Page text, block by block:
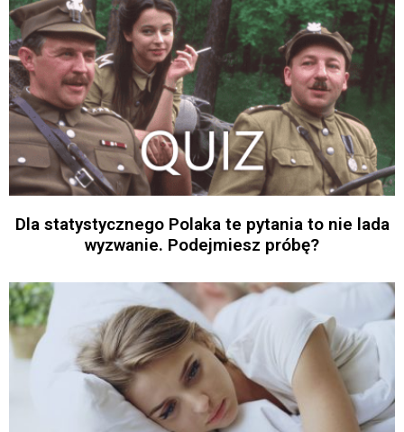
Dla statystycznego Polaka te pytania to nie lada
wyzwanie. Podejmiesz próbę?